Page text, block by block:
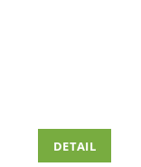
DETAIL